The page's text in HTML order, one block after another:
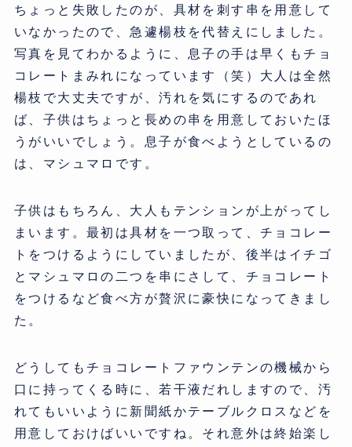
ちょっと失敗したのが、具材を刺す串を用意して
いなかったので、急遽楊枝を代替えにしました。
写真を見てわかるように、息子の手は早くもチョ
コレートまみれになっています（笑）大人は全然
楊枝で大丈夫ですが、汚れを気にするのであれ
ば、子供はちょっと長めの串を用意しておいたほ
うがいいでしょう。息子が食べようとしているの
は、マシュマロです。
子供はもちろん、大人もテンションが上がってし
まいます。最初は具材を一つ取って、チョコレー
トをつけるようにしていましたが、後半はイチゴ
とマシュマロの二つを串にさして、チョコレート
をつけるなど食べ方が贅沢に豪快になってきまし
た。
どうしてもチョコレートファウンテンの機械から
口に持ってくる時に、若干液だれしますので、汚
れてもいいように新聞紙かテーブルクロスなどを
用意しておけばいいですね。それ意外は終始楽し